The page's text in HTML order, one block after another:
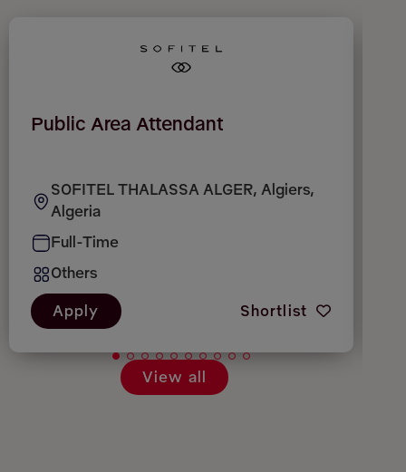
Public Area Attendant
SOFITEL THALASSA ALGER, Algiers,
Algeria
Full-Time
Others
Apply Shortlist
View all